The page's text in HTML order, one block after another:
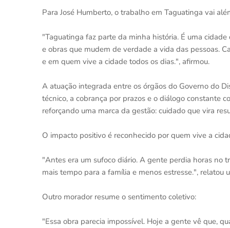
Para José Humberto, o trabalho em Taguatinga vai
"Taguatinga faz parte da minha história. É uma
e obras que mudem de verdade a vida das pessoas.
e em quem vive a cidade todos os dias.", afirmou.
A atuação integrada entre os órgãos do Governo do
técnico, a cobrança por prazos e o diálogo constante
reforçando uma marca da gestão: cuidado que vira
O impacto positivo é reconhecido por quem vive a
"Antes era um sufoco diário. A gente perdia horas no
mais tempo para a família e menos estresse.", relatou
Outro morador resume o sentimento coletivo:
"Essa obra parecia impossível. Hoje a gente vê que,